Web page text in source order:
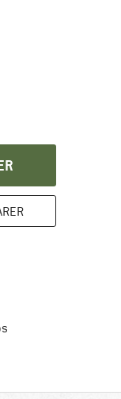
une boîte
de
Trouve toutes les